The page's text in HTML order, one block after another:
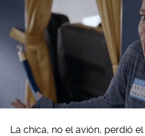
La chica, no el avión, perdió